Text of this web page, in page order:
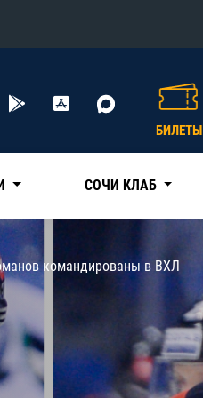
БИЛЕТЫ
СОЧИ КЛАБ
командированы в ВХЛ